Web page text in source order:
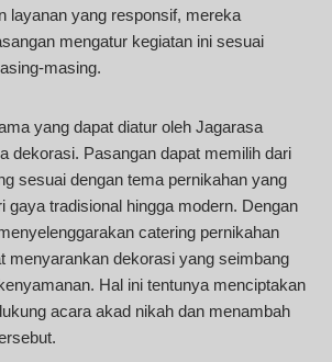
layanan yang responsif, mereka
mengatur kegiatan ini sesuai
masing.
yang dapat diatur oleh Jagarasa
dekorasi. Pasangan dapat memilih dari
sesuai dengan tema pernikahan yang
gaya tradisional hingga modern. Dengan
catering pernikahan
menyarankan dekorasi yang seimbang
Hal ini tentunya menciptakan
acara akad nikah dan menambah